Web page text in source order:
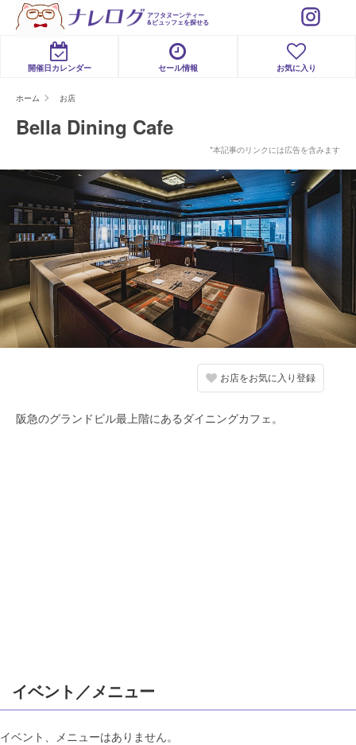
アフタヌーンティー
&ビュッフェを探せる
開催日カレンダー セール情報 お気に入り
ホーム お店
Bella Dining Cafe
*本記事のリンクには広告を含みます
お店をお気に入り登録
阪急のグランドビル最上階にあるダイニングカフェ。
イベント／メニュー
イベント、メニューはありません。